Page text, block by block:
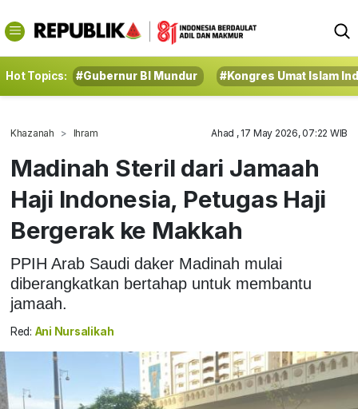
Hot Topics: #Gubernur BI Mundur #Kongres Umat Islam
Khazanah Ihram Ahad , 17 May 2026, 07:22 WIB
Madinah Steril dari Jamaah
Haji Indonesia, Petugas Haji
Bergerak ke Makkah
PPIH Arab Saudi daker Madinah mulai
diberangkatkan bertahap untuk membantu
jamaah.
Red: Ani Nursalikah